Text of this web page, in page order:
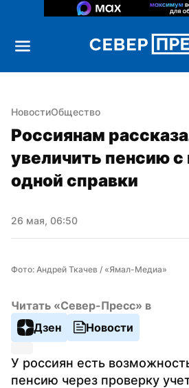
НовостиОбщество
Россиянам
увеличить пенсию
одной справки
26 мая, 06:50
Фото: Андрей Ткачев / «Ямал-Медиа»
Читать «Север-Пресс» в
Дзен
Новости
У россиян есть
пенсию через проверку